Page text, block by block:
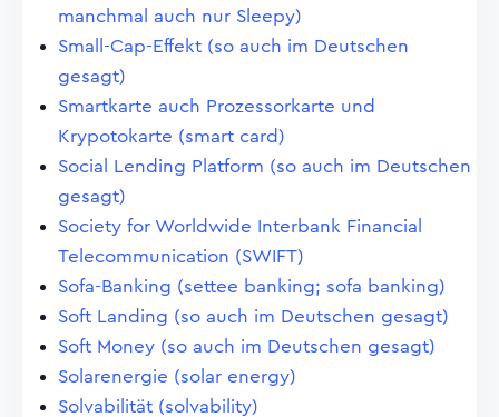
manchmal auch nur Sleepy)
Small-Cap-Effekt (so auch im Deutschen
gesagt)
Smartkarte auch Prozessorkarte und
Krypotokarte (smart card)
Social Lending Platform (so auch im Deutschen
gesagt)
Society for Worldwide Interbank Financial
Telecommunication (SWIFT)
Sofa-Banking (settee banking; sofa banking)
Soft Landing (so auch im Deutschen gesagt)
Soft Money (so auch im Deutschen gesagt)
Solarenergie (solar energy)
Solvabilität (solvability)